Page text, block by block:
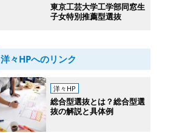
東京工芸大学工学部同窓生
子女特別推薦型選抜
洋々HPへのリンク
洋々HP
総合型選抜とは？総合型選
抜の解説と具体例